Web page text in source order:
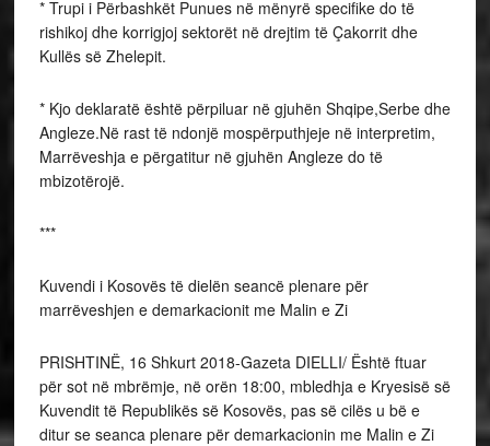
* Trupi i Përbashkët Punues në mënyrë specifike do të
rishikoj dhe korrigjoj sektorët në drejtim të Çakorrit dhe
Kullës së Zhelepit.
* Kjo deklaratë është përpiluar në gjuhën Shqipe,Serbe dhe
Angleze.Në rast të ndonjë mospërputhjeje në interpretim,
Marrëveshja e përgatitur në gjuhën Angleze do të
mbizotërojë.
***
Kuvendi i Kosovës të dielën seancë plenare për
marrëveshjen e demarkacionit me Malin e Zi
PRISHTINË, 16 Shkurt 2018-Gazeta DIELLI/ Është ftuar
për sot në mbrëmje, në orën 18:00, mbledhja e Kryesisë së
Kuvendit të Republikës së Kosovës, pas së cilës u bë e
ditur se seanca plenare për demarkacionin me Malin e Zi